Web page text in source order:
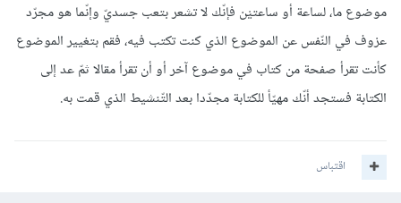
موضوع ما، لساعة أو ساعتيْن فإنّك لا تشعر بتعب جسديّ وإنّما هو مجرّد
عزوف في النّفس عن الموضوع الذي كنت تكتب فيه، فقم بتغيير الموضوع
كأنت تقرأ صفحة من كتاب في موضوع آخر أو أن تقرأ مقالا ثمّ عد إلى
الكتابة فستجد أنّك مهيّأ للكتابة مجدّدا بعد التّنشيط الذي قمت به.
اقتباس